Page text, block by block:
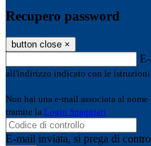
Recupero password
button close ×
all'indirizzo indicato con le istruzioni
Non hai una e-mail associata al
tramite la Login Spaggiari
E-mail inviata, si prega di